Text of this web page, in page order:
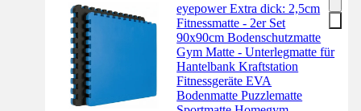
eyepower Extra dick: 2,5cm
Fitnessmatte - 2er Set
90x90cm Bodenschutzmatte
Gym Matte - Unterlegmatte für
Hantelbank Kraftstation
Fitnessgeräte EVA
Bodenmatte Puzzlematte